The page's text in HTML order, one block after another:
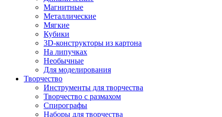
Магнитные
Металлические
Мягкие
Кубики
3D-конструкторы из картона
На липучках
Необычные
Для моделирования
Творчество
Инструменты для творчества
Творчество с размахом
Спирографы
Наборы для творчества